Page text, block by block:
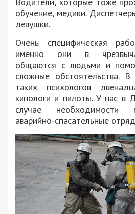
обучение, медики.
девушки.
Очень специфическая
именно они в
общаются с людьми и
сложные обстоятельства.
таких психологов
кинологи и пилоты. У нас в
случае необходимости
аварийно-спасательные